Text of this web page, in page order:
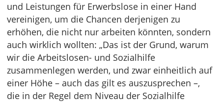
und Leistungen für Erwerbslose in einer Hand
vereinigen, um die Chancen derjenigen zu
erhöhen, die nicht nur arbeiten könnten, sondern
auch wirklich wollten: „Das ist der Grund, warum
wir die Arbeitslosen- und Sozialhilfe
zusammenlegen werden, und zwar einheitlich auf
einer Höhe – auch das gilt es auszusprechen –,
die in der Regel dem Niveau der Sozialhilfe